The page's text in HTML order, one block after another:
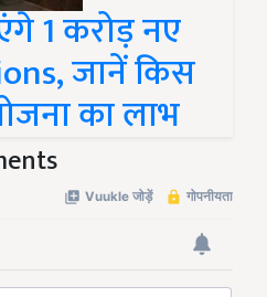
1 करोड़ नए
जानें किस
का लाभ